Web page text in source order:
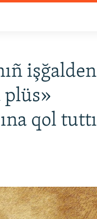
işğalden
plüs»
qol tuttı